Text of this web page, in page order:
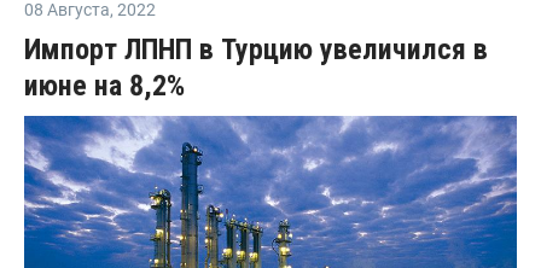
08 Августа, 2022
Импорт ЛПНП в Турцию увеличился в
июне на 8,2%